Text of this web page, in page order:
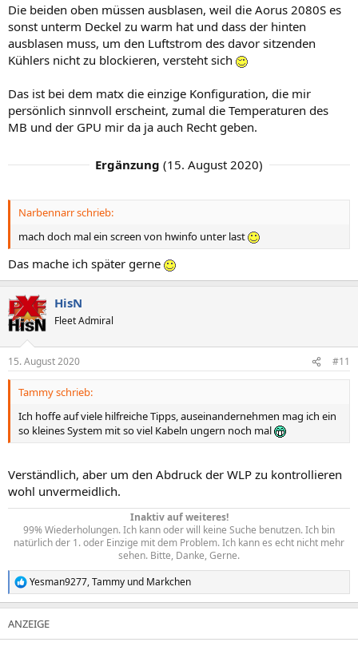
Die beiden oben müssen ausblasen, weil die Aorus 2080S es
sonst unterm Deckel zu warm hat und dass der hinten
ausblasen muss, um den Luftstrom des davor sitzenden
Kühlers nicht zu blockieren, versteht sich
Das ist bei dem matx die einzige Konfiguration, die mir
persönlich sinnvoll erscheint, zumal die Temperaturen des
MB und der GPU mir da ja auch Recht geben.
Ergänzung (15. August 2020)
Narbennarr schrieb:
mach doch mal ein screen von hwinfo unter last
Das mache ich später gerne
HisN
Fleet Admiral
15. August 2020 #11
Tammy schrieb:
Ich hoffe auf viele hilfreiche Tipps, auseinandernehmen mag ich ein
so kleines System mit so viel Kabeln ungern noch mal
Verständlich, aber um den Abdruck der WLP zu kontrollieren
wohl unvermeidlich.
Inaktiv auf weiteres!
99% Wiederholungen. Ich kann oder will keine Suche benutzen. Ich bin
natürlich der 1. oder Einzige mit dem Problem. Ich kann es echt nicht mehr
sehen. Bitte, Danke, Gerne.​
R
e
a
k
t
Yesman9277,Tammy und Markchen